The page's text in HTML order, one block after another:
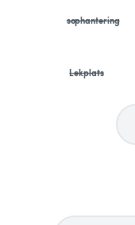
sophantering
Lekplats